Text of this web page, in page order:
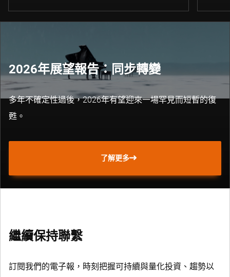
2026年展望報告：同步轉變
多年不確定性過後，2026年有望迎來一場罕見而短暫的復
甦。
了解更多
繼續保持聯繫
訂閱我們的電子報，時刻把握可持續與量化投資、趨勢以